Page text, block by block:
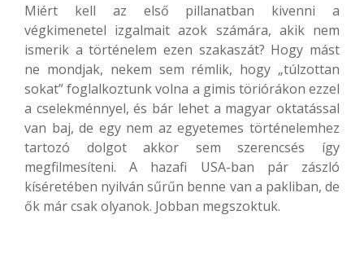
Miért kell az első pillanatban kivenni a
végkimenetel izgalmait azok számára, akik nem
ismerik a történelem ezen szakaszát? Hogy mást
ne mondjak, nekem sem rémlik, hogy „túlzottan
sokat” foglalkoztunk volna a gimis töriórákon ezzel
a cselekménnyel, és bár lehet a magyar oktatással
van baj, de egy nem az egyetemes történelemhez
tartozó dolgot akkor sem szerencsés így
megfilmesíteni. A hazafi USA-ban pár zászló
kíséretében nyilván sűrűn benne van a pakliban, de
ők már csak olyanok. Jobban megszoktuk.